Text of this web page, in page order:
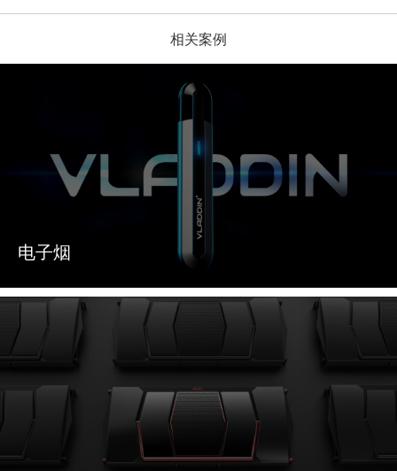
相关案例
电子烟